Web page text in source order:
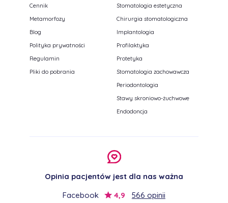
Cennik
Metamorfozy
Blog
Polityka prywatności
Regulamin
Pliki do pobrania
Stomatologia estetyczna
Chirurgia stomatologiczna
Implantologia
Profilaktyka
Protetyka
Stomatologia zachowawcza
Periodontologia
Stawy skroniowo-żuchwowe
Endodoncja
Opinia pacjentów jest dla nas ważna
Facebook
4,9
566 opinii